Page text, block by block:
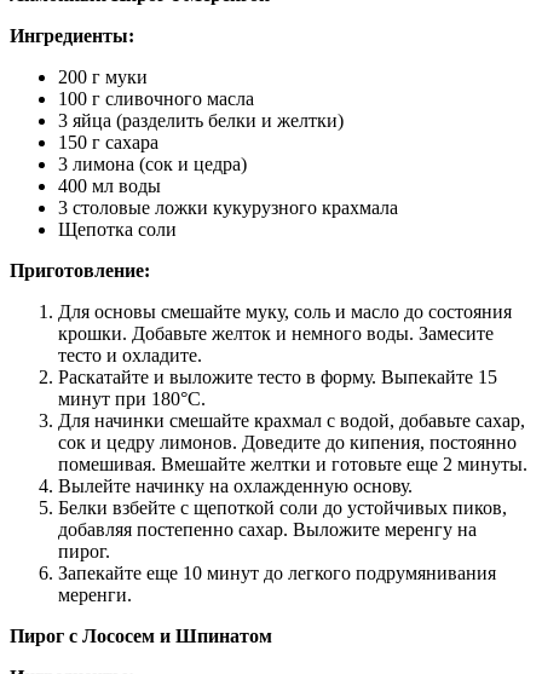
Ингредиенты:
200 г муки
100 г сливочного масла
3 яйца (разделить белки и желтки)
150 г сахара
3 лимона (сок и цедра)
400 мл воды
3 столовые ложки кукурузного крахмала
Щепотка соли
Приготовление:
Для основы смешайте муку, соль и масло до состояния
крошки. Добавьте желток и немного воды. Замесите
тесто и охладите.
Раскатайте и выложите тесто в форму. Выпекайте 15
минут при 180°C.
Для начинки смешайте крахмал с водой, добавьте сахар,
сок и цедру лимонов. Доведите до кипения, постоянно
помешивая. Вмешайте желтки и готовьте еще 2 минуты.
Вылейте начинку на охлажденную основу.
Белки взбейте с щепоткой соли до устойчивых пиков,
добавляя постепенно сахар. Выложите меренгу на
пирог.
Запекайте еще 10 минут до легкого подрумянивания
меренги.
Пирог с Лососем и Шпинатом